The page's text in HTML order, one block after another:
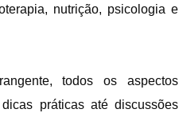
nutrição, psicologia e
todos os aspectos
práticas até discussões